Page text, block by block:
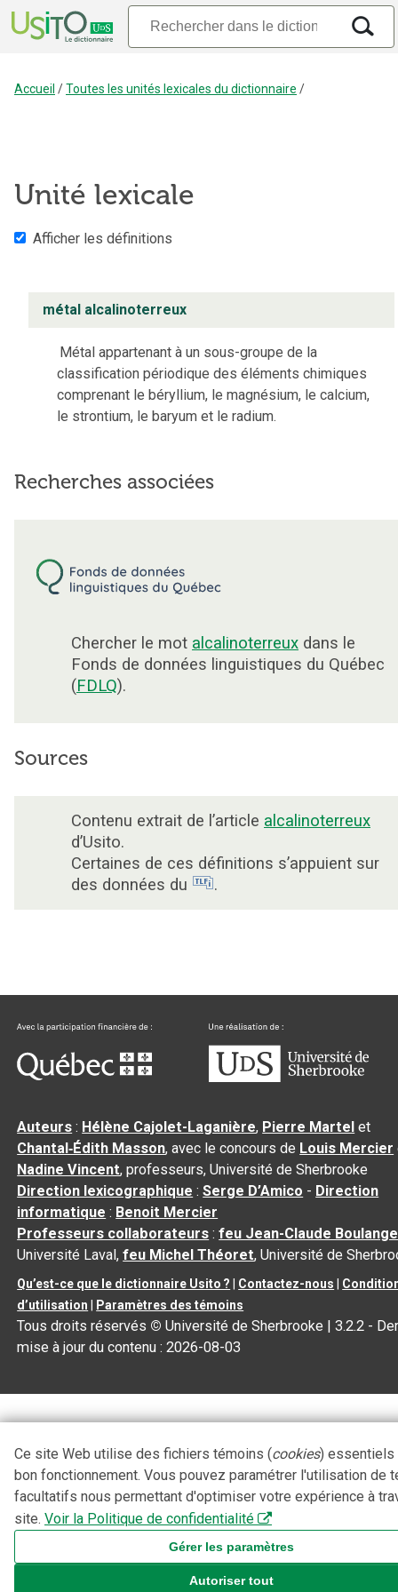
Accueil /Toutes les unités lexicales du dictionnaire /
Unité lexicale
Afficher les définitions
métal alcalinoterreux
Métal appartenant à un sous-groupe de la
classification périodique des éléments chimiques
comprenant le béryllium, le magnésium, le calcium,
le strontium, le baryum et le radium.
Recherches associées
Chercher le mot alcalinoterreux dans le
Fonds de données linguistiques du Québec
(FDLQ).
Sources
Contenu extrait de l’article alcalinoterreux
d’Usito.
Certaines de ces définitions s’appuient sur
des données du
.
Auteurs : Hélène Cajolet-Laganière, Pierre Martel et
Chantal‑Édith Masson, avec le concours de Louis Mercier
Nadine Vincent, professeurs, Université de Sherbrooke
Direction lexicographique :Serge D’Amico - Direction
informatique : Benoit Mercier
Professeurs collaborateurs :feu Jean-Claude
Université Laval,feu Michel Théoret, Université de
Qu’est-ce que le dictionnaire Usito ? Contactez-nous
d’utilisation
Paramètres des témoins
Tous droits réservés © Université de Sherbrooke |3.2.2 -
mise à jour du contenu :2026-08-03
Ce site Web utilise des fichiers témoins (cookies) essentiels
bon fonctionnement. Vous pouvez paramétrer l'utilisation de
facultatifs nous permettant d'optimiser votre expérience à
site. Voir la Politique de confidentialité
Gérer les paramètres
Autoriser tout